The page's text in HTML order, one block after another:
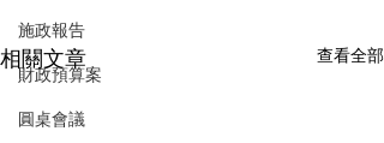
施政報告
財政預算案
圓桌會議
相關文章 查看全部